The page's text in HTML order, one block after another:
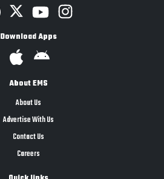
Download Apps
About EMS
About Us
Advertise With Us
Contact Us
Careers